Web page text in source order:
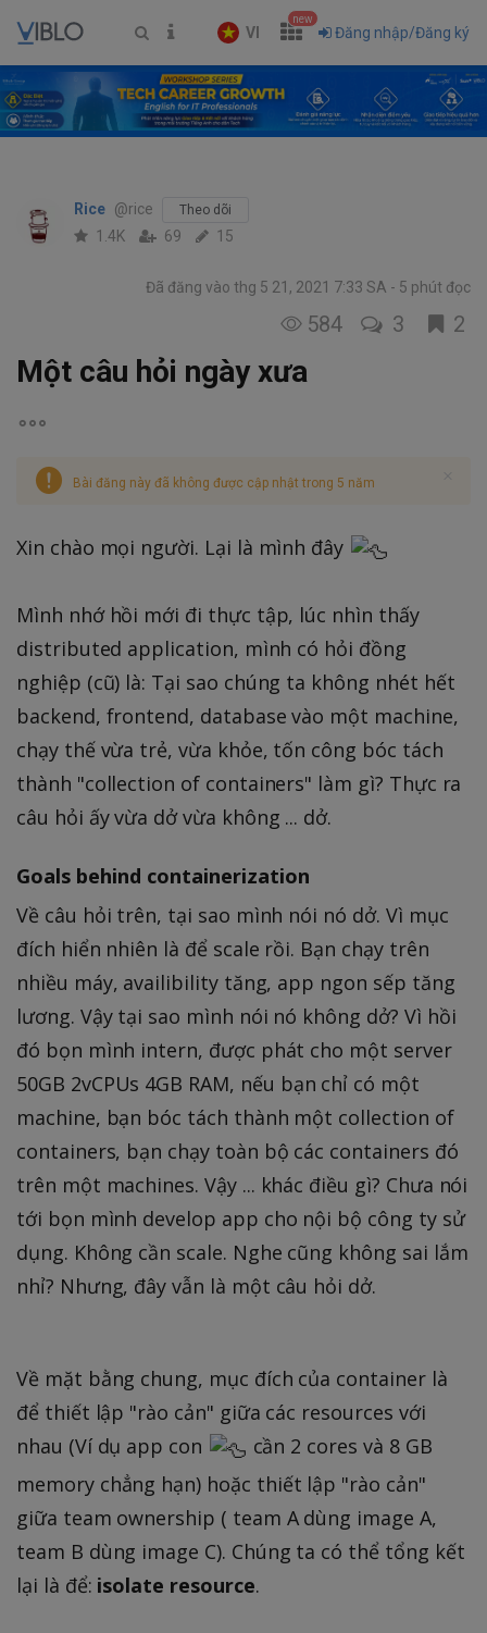
VI
new
Đăng nhập/Đăng ký
Rice @rice Theo dõi
1.4K 69 15
Đã đăng vào thg 5 21, 2021 7:33 SA 5 phút đọc
584 3 2
Một câu hỏi ngày xưa
Bài đăng này đã không được cập nhật trong 5 năm
Xin chào mọi người. Lại là mình đây
Mình nhớ hồi mới đi thực tập, lúc nhìn thấy
distributed application, mình có hỏi đồng
nghiệp (cũ) là: Tại sao chúng ta không nhét hết
backend, frontend, database vào một machine,
chạy thế vừa trẻ, vừa khỏe, tốn công bóc tách
thành "collection of containers" làm gì? Thực ra
câu hỏi ấy vừa dở vừa không ... dở.
Goals behind containerization
Về câu hỏi trên, tại sao mình nói nó dở. Vì mục
đích hiển nhiên là để scale rồi. Bạn chạy trên
nhiều máy, availibility tăng, app ngon sếp tăng
lương. Vậy tại sao mình nói nó không dở? Vì hồi
đó bọn mình intern, được phát cho một server
50GB 2vCPUs 4GB RAM, nếu bạn chỉ có một
machine, bạn bóc tách thành một collection of
containers, bạn chạy toàn bộ các containers đó
trên một machines. Vậy ... khác điều gì? Chưa nói
tới bọn mình develop app cho nội bộ công ty sử
dụng. Không cần scale. Nghe cũng không sai lắm
nhỉ? Nhưng, đây vẫn là một câu hỏi dở.
Về mặt bằng chung, mục đích của container là
để thiết lập "rào cản" giữa các resources với
nhau (Ví dụ app con
cần 2 cores và 8 GB
memory chẳng hạn) hoặc thiết lập "rào cản"
giữa team ownership ( team A dùng image A,
team B dùng image C). Chúng ta có thể tổng kết
lại là để: isolate resource.